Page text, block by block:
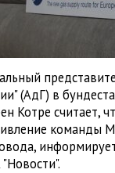
(АдГ) в
Котре считает,
команды